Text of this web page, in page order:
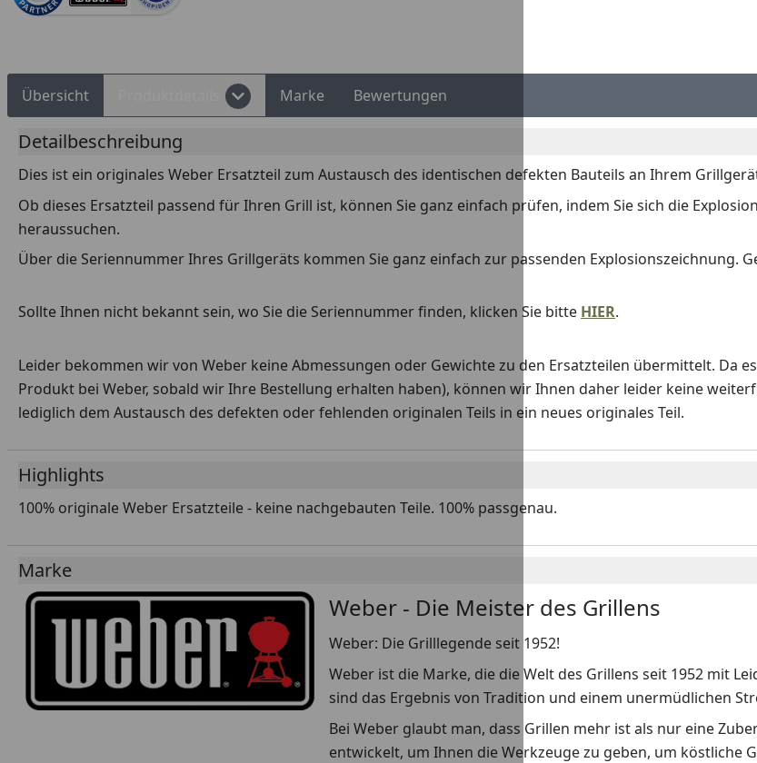
Übersicht Marke Bewertungen
Detailbeschreibung
Dies ist ein originales Weber Ersatzteil zum Austausch des identischen defekten Bauteils an Ihrem
Ob dieses Ersatzteil passend für Ihren Grill ist, können Sie ganz einfach prüfen, indem Sie sich die
heraussuchen.
Über die Seriennummer Ihres Grillgeräts kommen Sie ganz einfach zur passenden Explosionszeichnung.
Sollte Ihnen nicht bekannt sein, wo Sie die Seriennummer finden, klicken Sie bitte HIER.
Leider bekommen wir von Weber keine Abmessungen oder Gewichte zu den Ersatzteilen übermittelt. Da
Produkt bei Weber, sobald wir Ihre Bestellung erhalten haben), können wir Ihnen daher leider keine
lediglich dem Austausch des defekten oder fehlenden originalen Teils in ein neues originales Teil.
Highlights
100% originale Weber Ersatzteile - keine nachgebauten Teile. 100% passgenau.
Marke
Weber - Die Meister des Grillens
Weber: Die Grilllegende seit 1952!
Weber ist die Marke, die die Welt des Grillens seit 1952 mit
sind das Ergebnis von Tradition und einem unermüdlichen
Bei Weber glaubt man, dass Grillen mehr ist als nur eine
entwickelt, um Ihnen die Werkzeuge zu geben, um köstliche